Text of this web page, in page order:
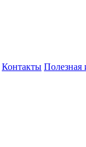
Контакты Полезная